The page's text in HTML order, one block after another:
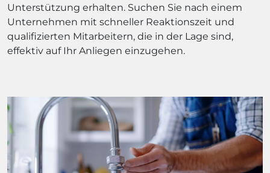
Unterstützung erhalten. Suchen Sie nach einem
Unternehmen mit schneller Reaktionszeit und
qualifizierten Mitarbeitern, die in der Lage sind,
effektiv auf Ihr Anliegen einzugehen.